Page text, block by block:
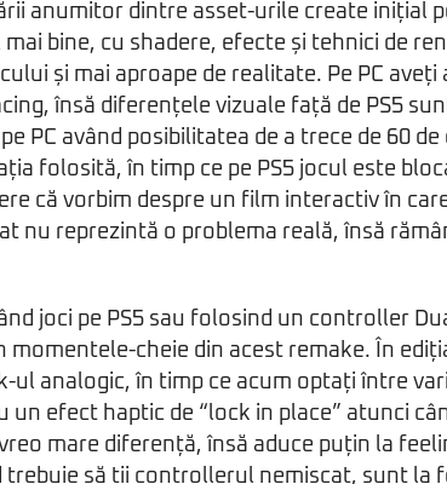
anumitor dintre asset-urile create inițial
bine, cu shadere, efecte și tehnici de
și mai aproape de realitate. Pe PC aveți
însă diferențele vizuale față de PS5
PC având posibilitatea de a trece de 60 de
folosită, în timp ce pe PS5 jocul este
că vorbim despre un film interactiv în
nu reprezintă o problema reală, însă
joci pe PS5 sau folosind un controller
momentele-cheie din acest remake. În
ul analogic, în timp ce acum optați între
un efect haptic de “lock in place” atunci
mare diferență, însă aduce puțin la
trebuie să ții controllerul nemișcat, sunt la